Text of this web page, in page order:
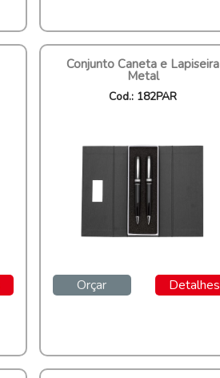
Conjunto Caneta e Lapiseira
Metal
Cod.: 182PAR
Orçar Detalhes